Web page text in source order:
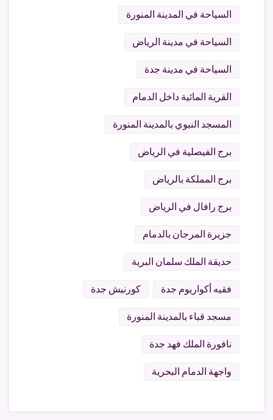
السياحة في المدينة المنورة
السياحة في مدينة الرياض
السياحة في مدينة جدة
القرية المائية داخل الدمام
المسجد النبوي بالمدينة المنورة
برج الفيصلية في الرياض
برج المملكة بالرياض
برج رافال في الرياض
جزيرة المرجان بالدمام
حديقة الملك سلمان البرية
فقيه أكواريوم جدة كورنيش جدة
مسجد قباء بالمدينة المنورة
نافورة الملك فهد جدة
واجهة الدمام البحرية